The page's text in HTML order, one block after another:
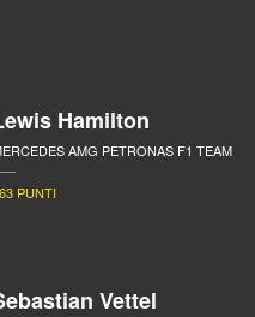
Hamilton
AMG PETRONAS F1 TEAM
PUNTI
Vettel